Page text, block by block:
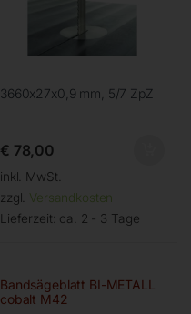
3660x27x0,9 mm, 5/7 ZpZ
€ 78,00
inkl. MwSt.
zzgl. Versandkosten
Lieferzeit: ca. 2 - 3 Tage
Bandsägeblatt BI-METALL
cobalt M42